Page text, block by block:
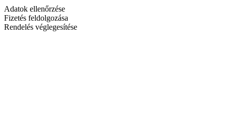
Adatok ellenőrzése
Fizetés feldolgozása
Rendelés véglegesítése